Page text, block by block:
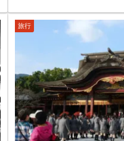
旅行